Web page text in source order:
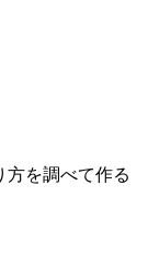
方を調べて作る